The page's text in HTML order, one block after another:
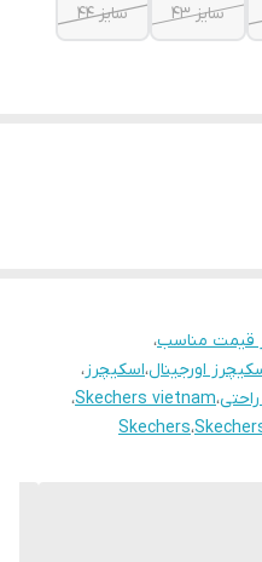
سایز ۴۳ سایز ۴۴
قیمت مناسب،
اورجینال،اسکیچرز،
،Skechers vietnam،
،Skechers